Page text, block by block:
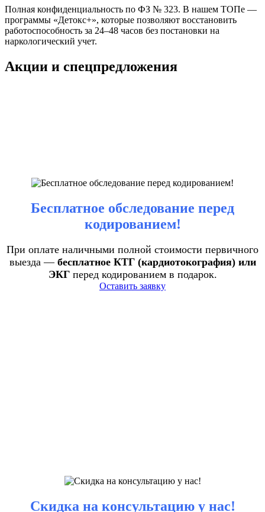
Полная конфиденциальность по ФЗ № 323. В нашем ТОПе —
программы «Детокс+», которые позволяют восстановить
работоспособность за 24–48 часов без постановки на
наркологический учет.
Акции и спецпредложения
Бесплатное обследование перед
кодированием!
При оплате наличными полной стоимости первичного
выезда — бесплатное КТГ (кардиотокография) или
ЭКГперед кодированием в подарок.
Оставить заявку
Скидка на консультацию у нас!